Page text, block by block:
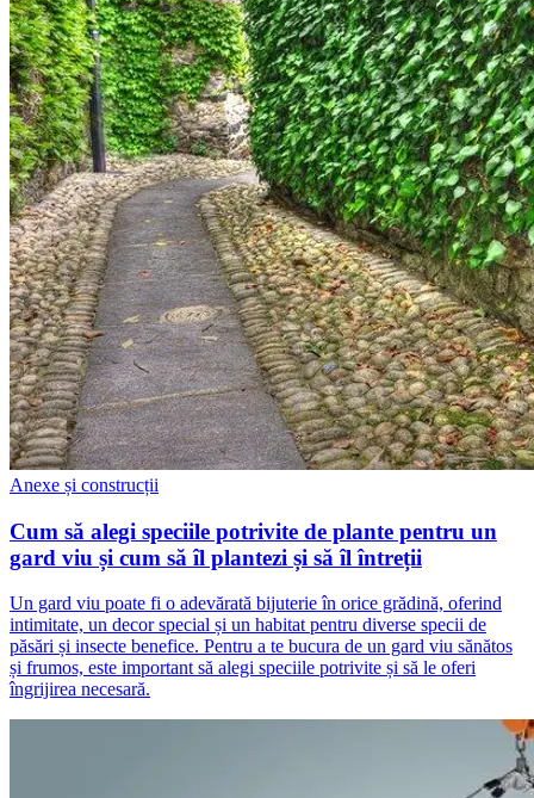
Anexe și construcții
Cum să alegi speciile potrivite de plante pentru un
gard viu și cum să îl plantezi și să îl întreții
Un gard viu poate fi o adevărată bijuterie în orice grădină, oferind
intimitate, un decor special și un habitat pentru diverse specii de
păsări și insecte benefice. Pentru a te bucura de un gard viu sănătos
și frumos, este important să alegi speciile potrivite și să le oferi
îngrijirea necesară.